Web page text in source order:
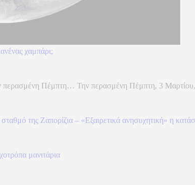
χαμπάρι;
περασμένη Πέμπτη… Την περασμένη Πέμπτη, 3
της Ζαπορίζια – «Εξαιρετικά ανησυχητική» η
μανιτάρια